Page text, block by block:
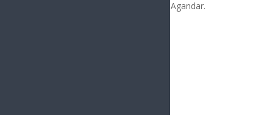
Cabildo Juvenil y la cantante Renata Agandar.